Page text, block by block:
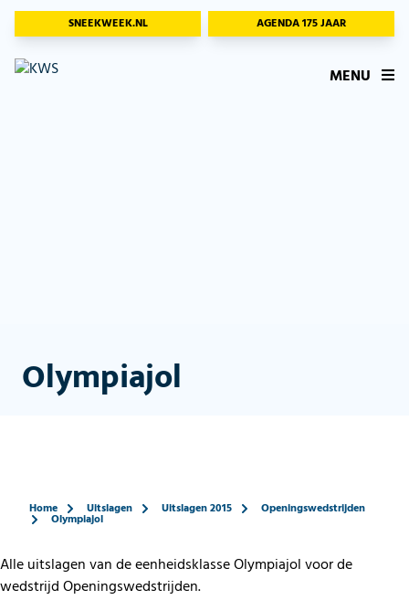
SNEEKWEEK.NL AGENDA 175 JAAR
MENU
Olympiajol
Home Uitslagen Uitslagen 2015 Openingswedstrijden
Olympiajol
Alle uitslagen van de eenheidsklasse Olympiajol voor de
wedstrijd Openingswedstrijden.